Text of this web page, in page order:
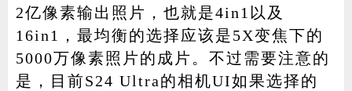
2亿像素输出照片，也就是4in1以及
16in1，最均衡的选择应该是5X变焦下的
5000万像素照片的成片。不过需要注意的
是，目前S24 Ultra的相机UI如果选择的